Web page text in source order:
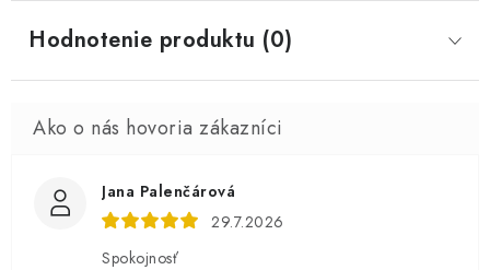
Hodnotenie produktu (0)
Jana Palenčárová
29.7.2026
Spokojnosť